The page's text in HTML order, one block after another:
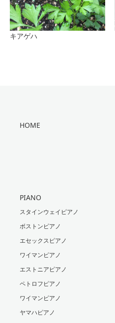
キアゲハ
HOME
PIANO
スタインウェイピアノ
ボストンピアノ
エセックスピアノ
ワイマンピアノ
エストニアピアノ
ペトロフピアノ
ワイマンピアノ
ヤマハピアノ